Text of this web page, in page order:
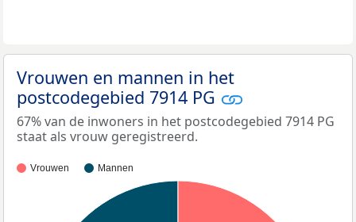
Vrouwen en mannen in het
postcodegebied 7914 PG
67% van de inwoners in het postcodegebied 7914 PG
staat als vrouw geregistreerd.
Vrouwen Mannen